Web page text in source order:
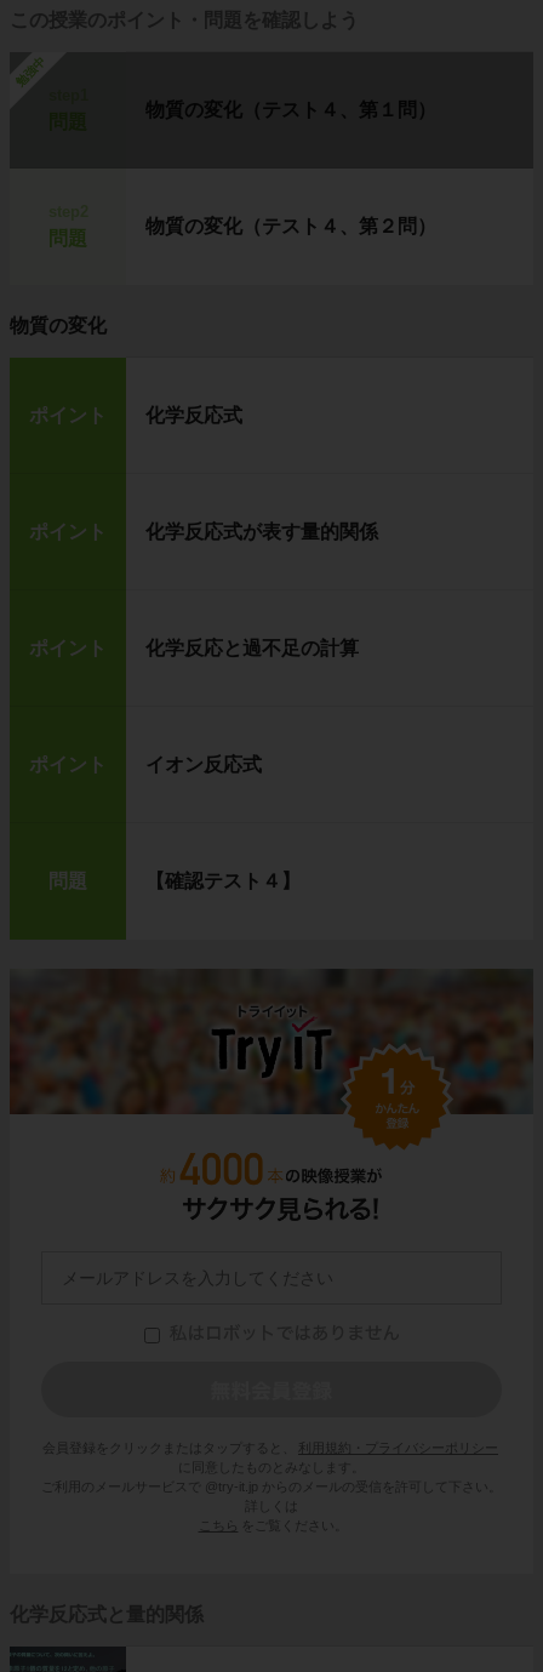
この授業のポイント・問題を確認しよう
勉強中
物質の変化（テスト４、第１問）
問題
物質の変化（テスト４、第２問）
物質の変化
ポイント 化学反応式
ポイント 化学反応式が表す量的関係
ポイント 化学反応と過不足の計算
ポイント イオン反応式
問題 【確認テスト４】
会員登録をクリックまたはタップすると、
利用規約・プライバシーポリシー
に同意したものとみなします。
ご利用のメールサービスで @try-it.jp からのメールの受信を許可して下さい。
詳しくは
こちら
をご覧ください。
化学反応式と量的関係